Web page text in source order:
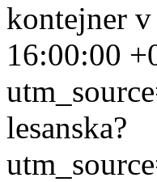
kontejner
16:00:00
lesanska?